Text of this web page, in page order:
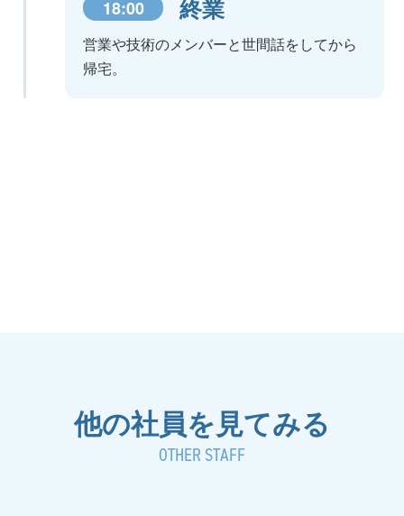
18:00 終業
営業や技術のメンバーと世間話をしてから
帰宅。
他の社員を見てみる
OTHER STAFF